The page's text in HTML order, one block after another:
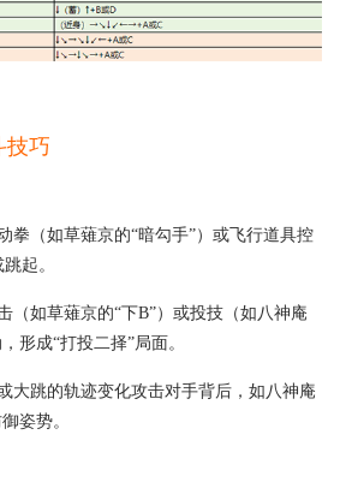
技巧
拳（如草薙京的“暗勾手”）或飞行道具控
起。
（如草薙京的“下B”）或投技（如八神庵
形成“打投二择”局面。
大跳的轨迹变化攻击对手背后，如八神庵
姿势。